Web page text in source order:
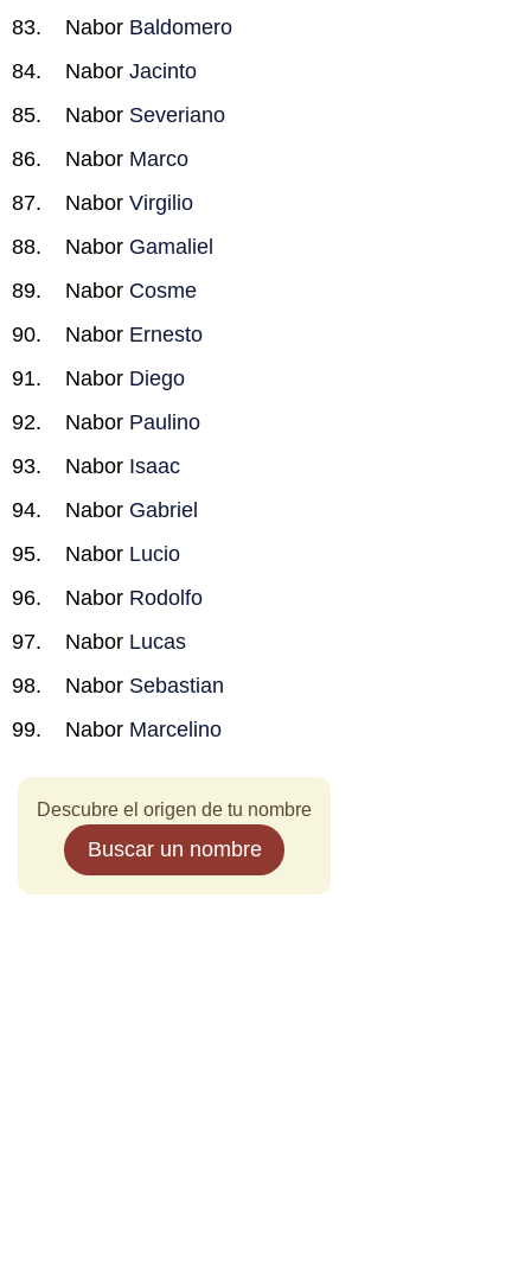
Nabor Baldomero
Nabor Jacinto
Nabor Severiano
Nabor Marco
Nabor Virgilio
Nabor Gamaliel
Nabor Cosme
Nabor Ernesto
Nabor Diego
Nabor Paulino
Nabor Isaac
Nabor Gabriel
Nabor Lucio
Nabor Rodolfo
Nabor Lucas
Nabor Sebastian
Nabor Marcelino
Descubre el origen de tu nombre
Buscar un nombre